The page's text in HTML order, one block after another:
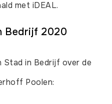
met iDEAL.
Bedrijf 2020
Stad in Bedrijf over de
Poolen: